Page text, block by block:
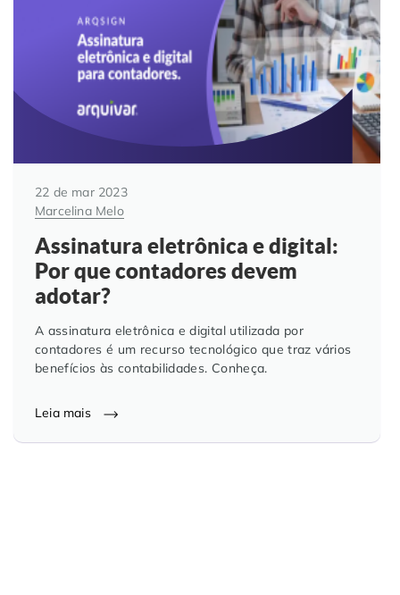
Automação de Processos
Educação Corporativa
Gerenciamento de NF-e
Adequação à LGPD
Assinatura Digital
Auditoria de Processos
Gestão do Departamento Pessoal
Controle e Organização de Documentos Físicos
Hospitais e Clínicas
Instituições de Ensino
Departamento Pessoal
Departamento Financeiro
Cooperativas
Cases de Sucesso
Nossas Unidades
Blog
Trabalhe Conosco
O QUE NOS DIFERENCIA? DESCUBRA
22 de mar 2023
Marcelina Melo
Assinatura eletrônica e digital:
Por que contadores devem
adotar?
A assinatura eletrônica e digital utilizada por
contadores é um recurso tecnológico que traz vários
benefícios às contabilidades. Conheça.
Leia mais